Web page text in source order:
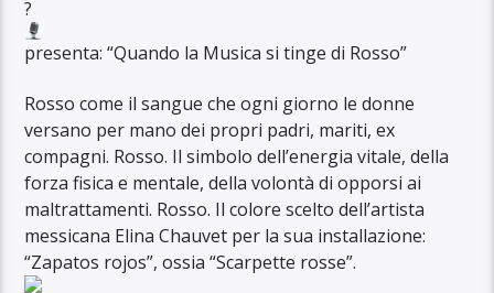
presenta: “Quando la Musica si tinge di Rosso”
Rosso come il sangue che ogni giorno le donne
versano per mano dei propri padri, mariti, ex
compagni. Rosso. Il simbolo dell’energia vitale, della
forza fisica e mentale, della volontà di opporsi ai
maltrattamenti. Rosso. Il colore scelto dell’artista
messicana Elina Chauvet per la sua installazione:
“Zapatos rojos”, ossia “Scarpette rosse”.